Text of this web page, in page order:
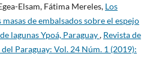
Elsam, Fátima Mereles, Los
de embalsados sobre el espejo
lagunas Ypoá, Paraguay, Revista de
Paraguay: Vol. 24 Núm. 1 (2019):